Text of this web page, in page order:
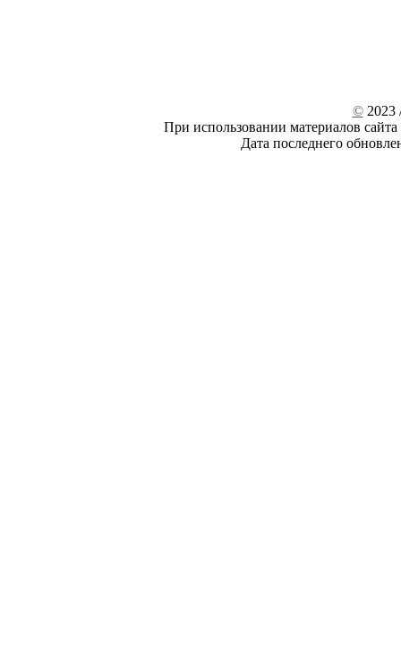
©2023
При использовании материалов
Дата последнего